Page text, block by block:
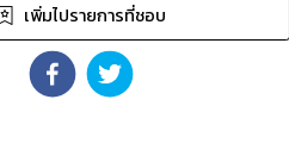
เพิ่มไปรายการที่ชอบ